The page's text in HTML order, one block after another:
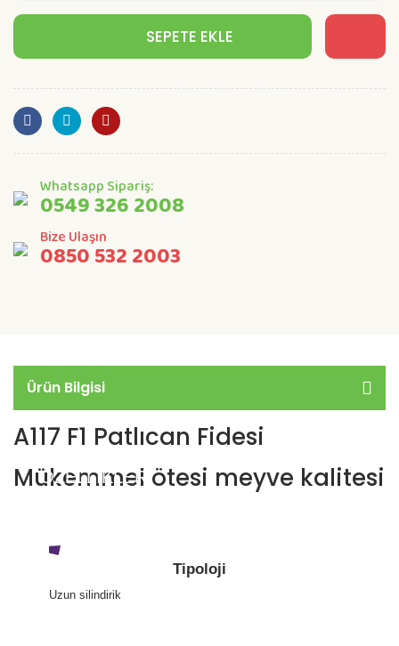
SEPETE EKLE
Whatsapp Sipariş:
0549 326 2008
Bize Ulaşın
0850 532 2003
Ürün Bilgisi
A117 F1 Patlıcan Fidesi
Mükemmel ötesi meyve kalitesi
ÖZELLİKLER
Tipoloji
Uzun silindirik